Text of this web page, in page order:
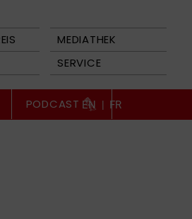
MEDIATHEK
SERVICE
PODCAST EN | FR